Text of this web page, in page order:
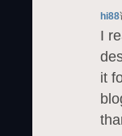
hi88
I
it